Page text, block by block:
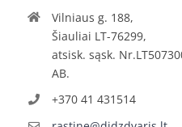
Vilniaus g. 188,
Šiauliai LT-76299,
atsisk. sąsk.
AB.
+370 41 431514